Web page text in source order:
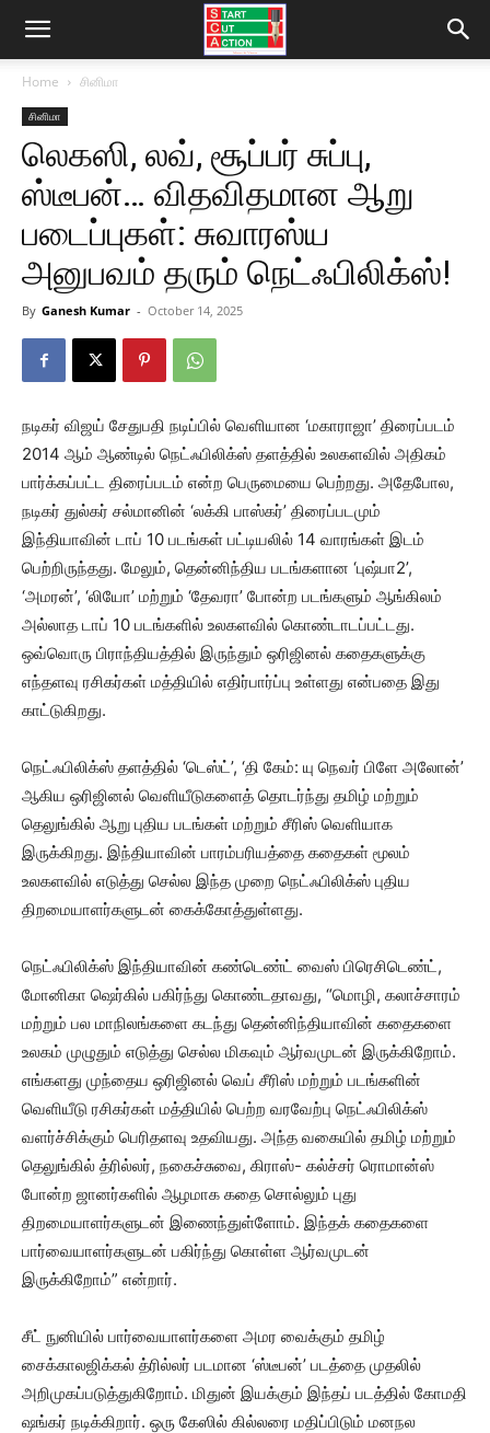
Home சினிமா
சினிமா
லெகஸி, லவ், சூப்பர் சுப்பு,
ஸ்டீபன்… விதவிதமான ஆறு
படைப்புகள்: சுவாரஸ்ய
அனுபவம் தரும் நெட்ஃபிலிக்ஸ்!
By Ganesh Kumar - October 14, 2025
நடிகர் விஜய் சேதுபதி நடிப்பில் வெளியான ‘மகாராஜா’ திரைப்படம்
2014 ஆம் ஆண்டில் நெட்ஃபிலிக்ஸ் தளத்தில் உலகளவில் அதிகம்
பார்க்கப்பட்ட திரைப்படம் என்ற பெருமையை பெற்றது. அதேபோல,
நடிகர் துல்கர் சல்மானின் ‘லக்கி பாஸ்கர்’ திரைப்படமும்
இந்தியாவின் டாப் 10 படங்கள் பட்டியலில் 14 வாரங்கள் இடம்
பெற்றிருந்தது. மேலும், தென்னிந்திய படங்களான ‘புஷ்பா2’,
‘அமரன்’, ‘லியோ’ மற்றும் ‘தேவரா’ போன்ற படங்களும் ஆங்கிலம்
அல்லாத டாப் 10 படங்களில் உலகளவில் கொண்டாடப்பட்டது.
ஒவ்வொரு பிராந்தியத்தில் இருந்தும் ஒரிஜினல் கதைகளுக்கு
எந்தளவு ரசிகர்கள் மத்தியில் எதிர்பார்ப்பு உள்ளது என்பதை இது
காட்டுகிறது.
நெட்ஃபிலிக்ஸ் தளத்தில் ‘டெஸ்ட்’, ‘தி கேம்: யு நெவர் பிளே அலோன்’
ஆகிய ஒரிஜினல் வெளியீடுகளைத் தொடர்ந்து தமிழ் மற்றும்
தெலுங்கில் ஆறு புதிய படங்கள் மற்றும் சீரிஸ் வெளியாக
இருக்கிறது. இந்தியாவின் பாரம்பரியத்தை கதைகள் மூலம்
உலகளவில் எடுத்து செல்ல இந்த முறை நெட்ஃபிலிக்ஸ் புதிய
திறமையாளர்களுடன் கைக்கோத்துள்ளது.
நெட்ஃபிலிக்ஸ் இந்தியாவின் கண்டெண்ட் வைஸ் பிரெசிடெண்ட்,
மோனிகா ஷெர்கில் பகிர்ந்து கொண்டதாவது, “மொழி, கலாச்சாரம்
மற்றும் பல மாநிலங்களை கடந்து தென்னிந்தியாவின் கதைகளை
உலகம் முழுதும் எடுத்து செல்ல மிகவும் ஆர்வமுடன் இருக்கிறோம்.
எங்களது முந்தைய ஒரிஜினல் வெப் சீரிஸ் மற்றும் படங்களின்
வெளியீடு ரசிகர்கள் மத்தியில் பெற்ற வரவேற்பு நெட்ஃபிலிக்ஸ்
வளர்ச்சிக்கும் பெரிதளவு உதவியது. அந்த வகையில் தமிழ் மற்றும்
தெலுங்கில் த்ரில்லர், நகைச்சுவை, கிராஸ்- கல்ச்சர் ரொமான்ஸ்
போன்ற ஜானர்களில் ஆழமாக கதை சொல்லும் புது
திறமையாளர்களுடன் இணைந்துள்ளோம். இந்தக் கதைகளை
பார்வையாளர்களுடன் பகிர்ந்து கொள்ள ஆர்வமுடன்
இருக்கிறோம்” என்றார்.
சீட் நுனியில் பார்வையாளர்களை அமர வைக்கும் தமிழ்
சைக்காலஜிக்கல் த்ரில்லர் படமான ‘ஸ்டீபன்’ படத்தை முதலில்
அறிமுகப்படுத்துகிறோம். மிதுன் இயக்கும் இந்தப் படத்தில் கோமதி
ஷங்கர் நடிக்கிறார். ஒரு கேஸில் கில்லரை மதிப்பிடும் மனநல